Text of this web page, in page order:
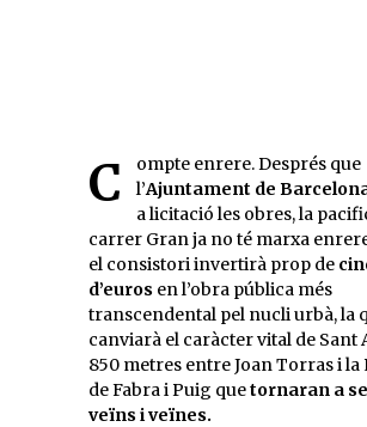
Compte enrere. Després que l’Ajuntament de
a licitació les obres, la
carrer Gran ja no té marxa
el consistori invertirà prop de
d’euros en l’obra pública més
transcendental pel nucli urbà, la
canviarà el caràcter vital de Sant
850 metres entre Joan Torras i la
de Fabra i Puig quetornaran a
veïns i veïnes.